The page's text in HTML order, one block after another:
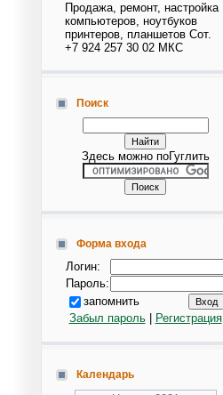
Продажа, ремонт, настройка
компьютеров, ноутбуков
принтеров, планшетов Сот.
+7 924 257 30 02 МКС
Поиск
Здесь можно поГуглить
Форма входа
Логин:
Пароль:
запомнить
Забыл пароль| Регистрация
Календарь